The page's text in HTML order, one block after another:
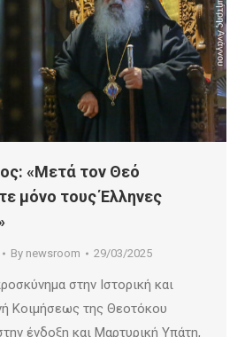
«Μετά τον Θεό
μόνο τους Έλληνες
By newsroom 29/03/2025
στην Ιστορική και
Κοιμήσεως της Θεοτόκου
ένδοξη και Μαρτυρική Υπάτη,